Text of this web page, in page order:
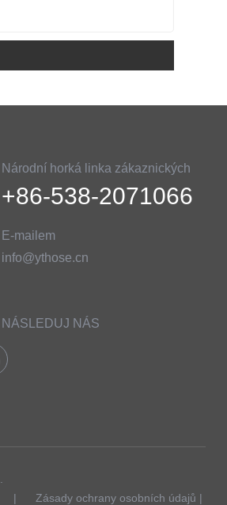
Národní horká linka zákaznických
služeb
+86-538-2071066
E-mailem
info@ythose.cn
NÁSLEDUJ NÁS
| Zásady ochrany osobních údajů |